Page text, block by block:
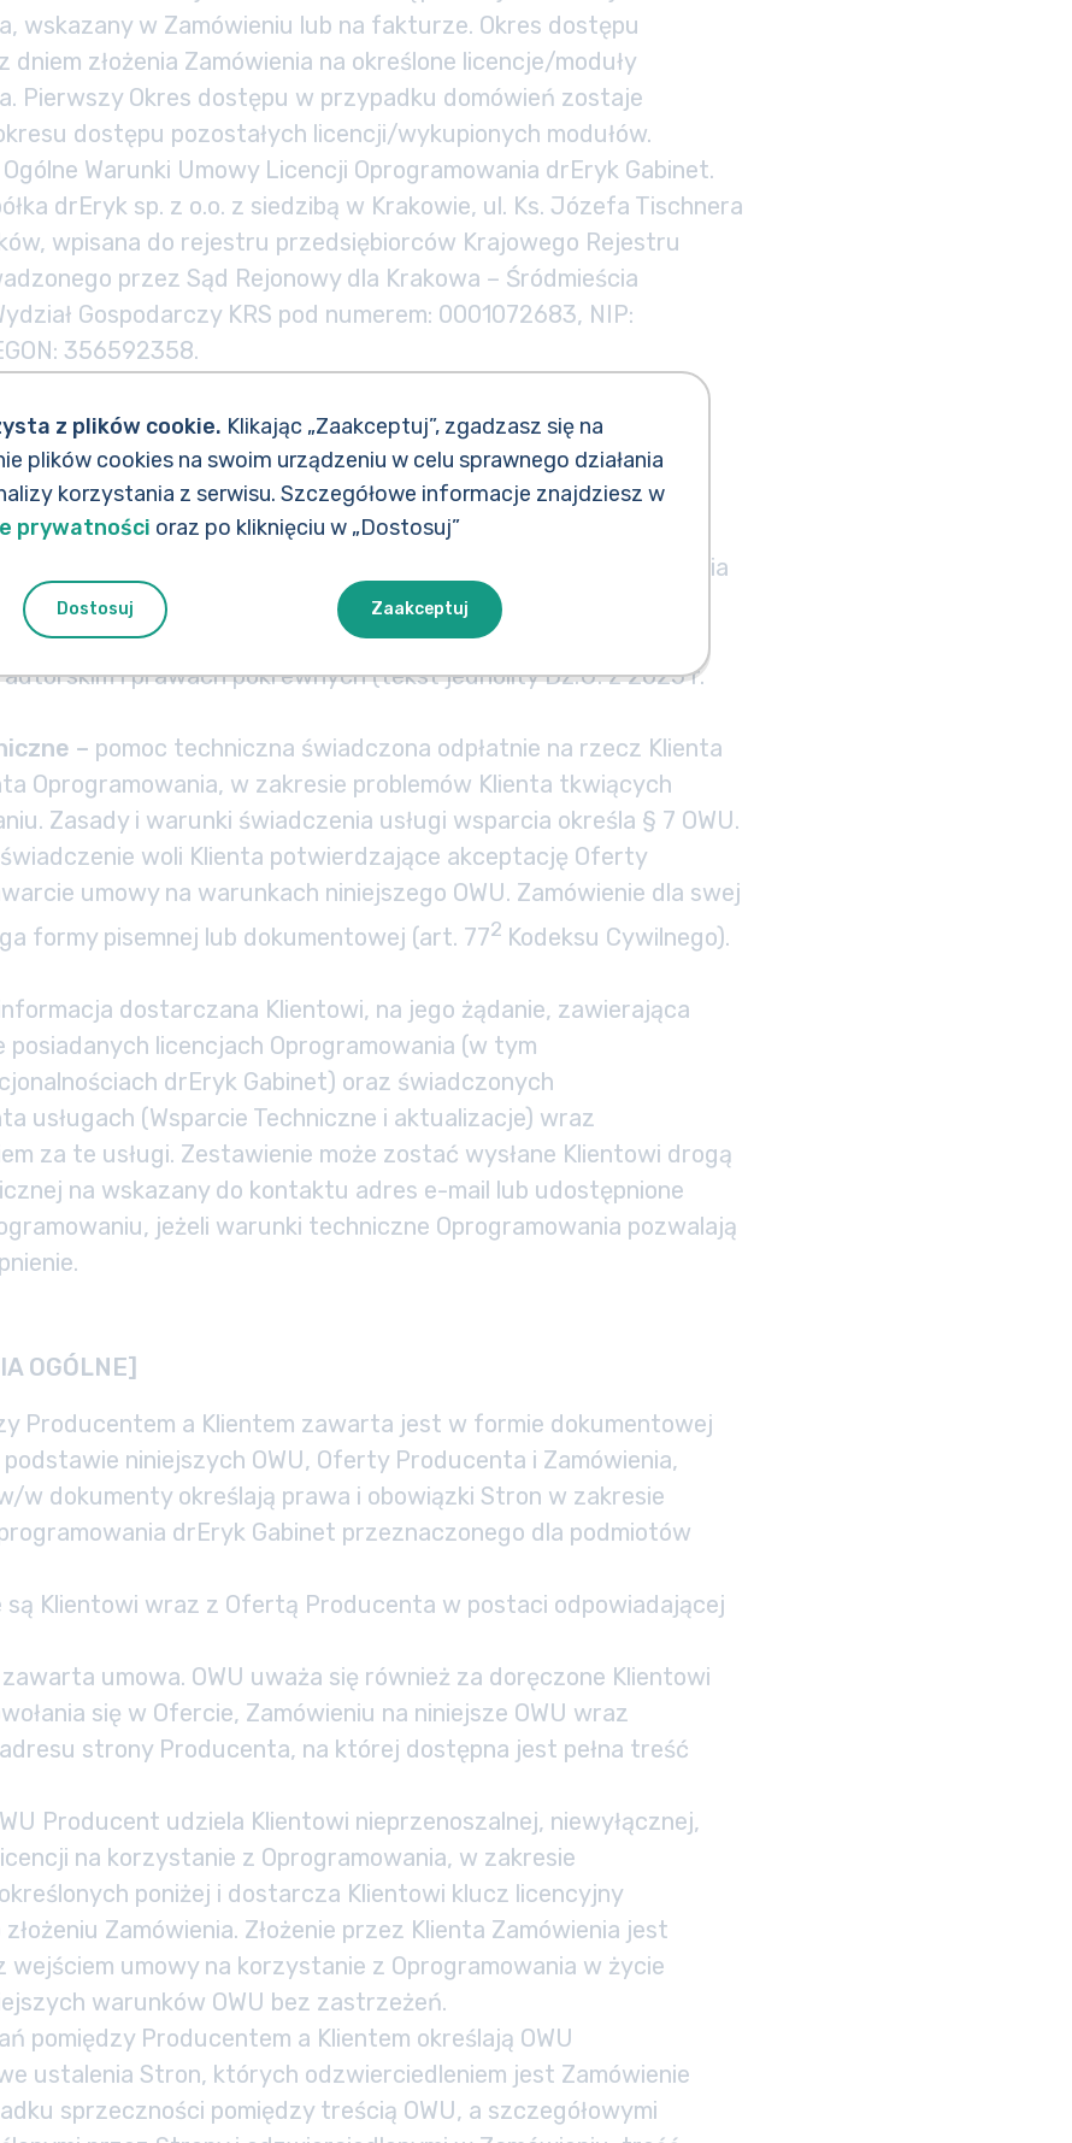
wskazany w Zamówieniu lub na fakturze. Okres dostępu
dniem złożenia Zamówienia na określone licencje/moduły
Pierwszy Okres dostępu w przypadku domówień zostaje
dostępu pozostałych licencji/wykupionych modułów.
Warunki Umowy Licencji Oprogramowania drEryk Gabinet.
drEryk sp. z o.o. z siedzibą w Krakowie, ul. Ks. Józefa Tischnera
wpisana do rejestru przedsiębiorców Krajowego Rejestru
przez Sąd Rejonowy dla Krakowa – Śródmieścia
Gospodarczy KRS pod numerem: 0001072683, NIP:
356592358.
Parlamentu Europejskiego i Rady (UE) 2016/679 z dnia
sprawie ochrony osób fizycznych w związku z przetwarzaniem
i w sprawie swobodnego przepływu takich danych
95/46/WE (ogólne rozporządzenie o ochronie danych).
as a Service) usługa świadczona drogą elektroniczną,
zdalnym udostępnianiu Klientowi funkcjonalności Oprogramowania
internetową).
autorskim i prawach pokrewnych –ustawa z dnia 4 lutego
autorskim i prawach pokrewnych (tekst jednolity Dz.U. z 2025 r.
– pomoc techniczna świadczona odpłatnie na rzecz Klienta
Oprogramowania, w zakresie problemów Klienta tkwiących
Zasady i warunki świadczenia usługi wsparcia określa § 7 OWU.
woli Klienta potwierdzające akceptację Oferty
umowy na warunkach niniejszego OWU. Zamówienie dla swej
formy pisemnej lub dokumentowej (art. 772 Kodeksu Cywilnego).
dostarczana Klientowi, na jego żądanie, zawierająca
posiadanych licencjach Oprogramowania (w tym
drEryk Gabinet) oraz świadczonych
usługach (Wsparcie Techniczne i aktualizacje) wraz
za te usługi. Zestawienie może zostać wysłane Klientowi drogą
na wskazany do kontaktu adres e-mail lub udostępnione
jeżeli warunki techniczne Oprogramowania pozwalają
OGÓLNE]
Producentem a Klientem zawarta jest w formie dokumentowej
podstawie niniejszych OWU, Oferty Producenta i Zamówienia,
w dokumenty określają prawa i obowiązki Stron w zakresie
drEryk Gabinet przeznaczonego dla podmiotów
są Klientowi wraz z Ofertą Producenta w postaci odpowiadającej
umowa. OWU uważa się również za doręczone Klientowi
się w Ofercie, Zamówieniu na niniejsze OWU wraz
strony Producenta, na której dostępna jest pełna treść
Producent udziela Klientowi nieprzenoszalnej, niewyłącznej,
na korzystanie z Oprogramowania, w zakresie
poniżej i dostarcza Klientowi klucz licencyjny
Zamówienia. Złożenie przez Klienta Zamówienia jest
wejściem umowy na korzystanie z Oprogramowania w życie
warunków OWU bez zastrzeżeń.
pomiędzy Producentem a Klientem określają OWU
ustalenia Stron, których odzwierciedleniem jest Zamówienie
sprzeczności pomiędzy treścią OWU, a szczegółowymi
z plików cookie. Klikając „Zaakceptuj”, zgadzasz się na
plików cookies na swoim urządzeniu w celu sprawnego działania
korzystania z serwisu. Szczegółowe informacje znajdziesz w
prywatności oraz po kliknięciu w „Dostosuj”
Dostosuj Zaakceptuj